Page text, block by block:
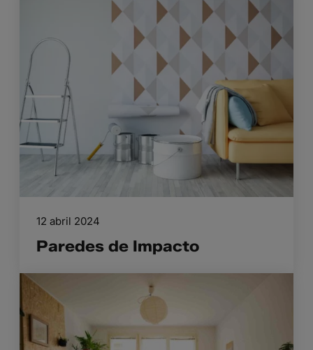
Paredes de Impacto
12 abril 2024